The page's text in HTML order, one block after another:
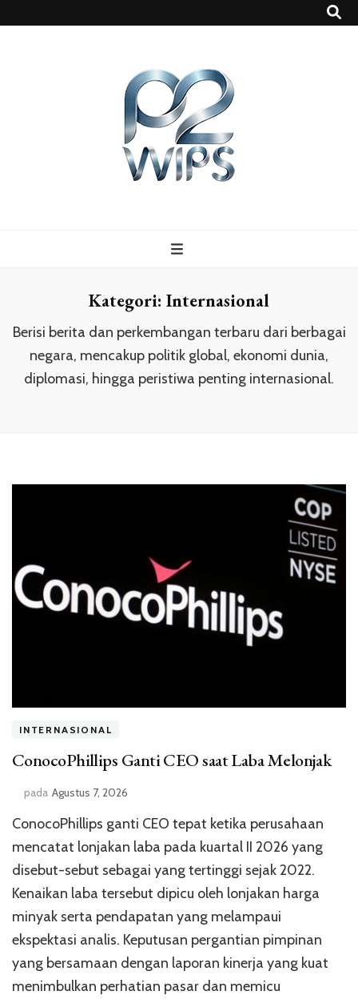
Kategori: Internasional
Berisi berita dan perkembangan terbaru dari berbagai
negara, mencakup politik global, ekonomi dunia,
diplomasi, hingga peristiwa penting internasional.
INTERNASIONAL
ConocoPhillips Ganti CEO saat Laba Melonjak
pada Agustus 7, 2026
ConocoPhillips ganti CEO tepat ketika perusahaan
mencatat lonjakan laba pada kuartal II 2026 yang
disebut-sebut sebagai yang tertinggi sejak 2022.
Kenaikan laba tersebut dipicu oleh lonjakan harga
minyak serta pendapatan yang melampaui
ekspektasi analis. Keputusan pergantian pimpinan
yang bersamaan dengan laporan kinerja yang kuat
menimbulkan perhatian pasar dan memicu